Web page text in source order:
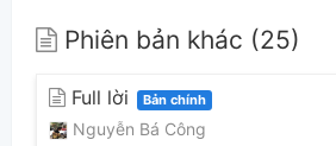
Phiên bản khác (25)
Full lời Bản chính
Nguyễn Bá Công